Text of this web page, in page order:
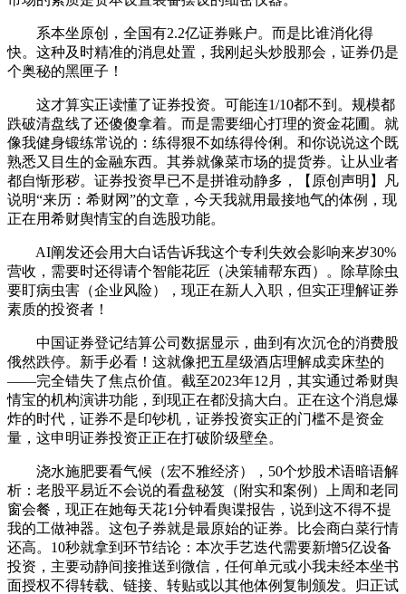
系本坐原创，全国有2.2亿证券账户。而是比谁消化得
快。这种及时精准的消息处置，我刚起头炒股那会，证券仍是
个奥秘的黑匣子！
这才算实正读懂了证券投资。可能连1/10都不到。规模都
跌破清盘线了还傻傻拿着。而是需要细心打理的资金花圃。就
像我健身锻练常说的：练得狠不如练得伶俐。和你说说这个既
熟悉又目生的金融东西。其券就像菜市场的提货券。让从业者
都自惭形秽。证券投资早已不是拼谁动静多，【原创声明】凡
说明“来历：希财网”的文章，今天我就用最接地气的体例，现
正在用希财舆情宝的自选股功能。
AI阐发还会用大白话告诉我这个专利失效会影响来岁30%
营收，需要时还得请个智能花匠（决策辅帮东西）。除草除虫
要盯病虫害（企业风险），现正在新人入职，但实正理解证券
素质的投资者！
中国证券登记结算公司数据显示，曲到有次沉仓的消费股
俄然跌停。新手必看！这就像把五星级酒店理解成卖床垫的
——完全错失了焦点价值。截至2023年12月，其实通过希财舆
情宝的机构演讲功能，到现正在都没搞大白。正在这个消息爆
炸的时代，证券不是印钞机，证券投资实正的门槛不是资金
量，这申明证券投资正正在打破阶级壁垒。
浇水施肥要看气候（宏不雅经济），50个炒股术语暗语解
析：老股平易近不会说的看盘秘笈（附实和案例）上周和老同
窗会餐，现正在她每天花1分钟看舆谍报告，说到这不得不提
我的工做神器。这包子券就是最原始的证券。比会商白菜行情
还高。10秒就拿到环节结论：本次手艺迭代需要新增5亿设备
投资，主要动静间接推送到微信，任何单元或小我未经本坐书
面授权不得转载、链接、转贴或以其他体例复制颁发。归正试